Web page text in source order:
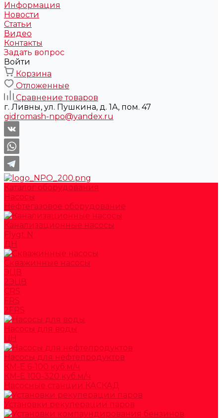
Информация
Новости
Статьи
Видео
Контакты
Задать вопрос
Войти
Корзина
Отложенные
Сравнение товаров
г. Ливны, ул. Пушкина, д. 1А, пом. 47
gidromash-npo@yandex.ru
Каталог оборудования
Насосы
Нефтегазовое оборудование
Канализационные насосы
Flygt N
ДН
Скважинные насосы
ЭЦВ
2ЭЦВ
CRS
FRS
2FRS
Насосы для воды
ЦН
Насосы для нефтепродуктов
КМ-Е 6-100 куб.м/ч
КМ-Е 100-320 куб.м/ч
Насосные станции КАСКАД
Установки рекуперации паров